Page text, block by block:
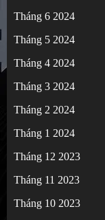
Tháng 6 2024
Tháng 5 2024
Tháng 4 2024
Tháng 3 2024
Tháng 2 2024
Tháng 1 2024
Tháng 12 2023
Tháng 11 2023
Tháng 10 2023